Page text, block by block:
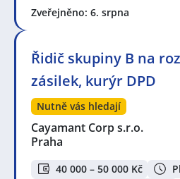
Zveřejněno: 6. srpna
Řidič skupiny B na
zásilek, kurýr DPD
Nutně vás hledají
Cayamant Corp s.r.o.
Praha
40 000 – 50 000 Kč